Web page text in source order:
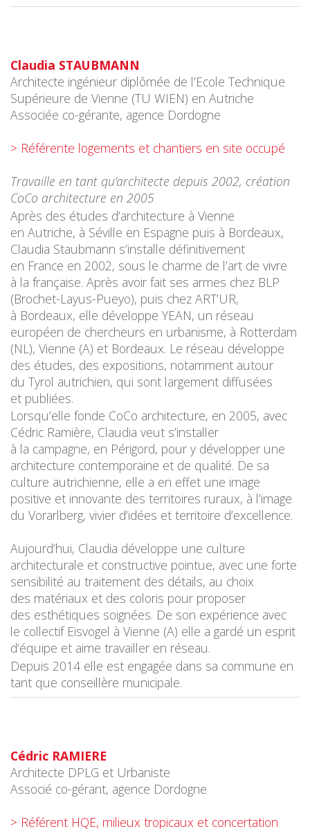
Claudia STAUBMANN
Architecte ingénieur diplômée de l’Ecole Technique
Supérieure de Vienne (TU WIEN) en Autriche
Associée co-gérante, agence Dordogne
> Référente logements et chantiers en site occupé
Travaille en tant qu’architecte depuis 2002, création
CoCo architecture en 2005
Après des études d’architecture à Vienne
en Autriche, à Séville en Espagne puis à Bordeaux,
Claudia Staubmann s’installe définitivement
en France en 2002, sous le charme de l’art de vivre
à la française. Après avoir fait ses armes chez BLP
(Brochet-Layus-Pueyo), puis chez ART’UR,
à Bordeaux, elle développe YEAN, un réseau
européen de chercheurs en urbanisme, à Rotterdam
(NL), Vienne (A) et Bordeaux. Le réseau développe
des études, des expositions, notamment autour
du Tyrol autrichien, qui sont largement diffusées
et publiées.
Lorsqu’elle fonde CoCo architecture, en 2005, avec
Cédric Ramière, Claudia veut s’installer
à la campagne, en Périgord, pour y développer une
architecture contemporaine et de qualité. De sa
culture autrichienne, elle a en effet une image
positive et innovante des territoires ruraux, à l’image
du Vorarlberg, vivier d’idées et territoire d’excellence.
Aujourd’hui, Claudia développe une culture
architecturale et constructive pointue, avec une forte
sensibilité au traitement des détails, au choix
des matériaux et des coloris pour proposer
des esthétiques soignées. De son expérience avec
le collectif Eisvogel à Vienne (A) elle a gardé un esprit
d’équipe et aime travailler en réseau.
Depuis 2014 elle est engagée dans sa commune en
tant que conseillère municipale.
Cédric RAMIERE
Architecte DPLG et Urbaniste
Associé co-gérant, agence Dordogne
> Référent HQE, milieux tropicaux et concertation